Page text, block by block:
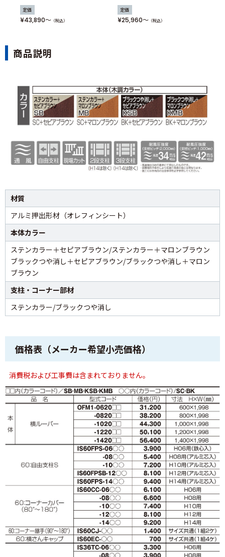
定価
¥43,890 （税込）
定価
¥25,960 （税込）
商品説明
材質
アルミ押出形材（オレフィンシート）
本体カラー
ステンカラー＋セピアブラウン/ステンカラー＋マロンブラウン
ブラックつや消し＋セピアブラウン/ブラックつや消し＋マロン
ブラウン
支柱・コーナー部材
ステンカラー/ブラックつや消し
価格表（メーカー希望小売価格）
消費税および工事費は含まれておりません。